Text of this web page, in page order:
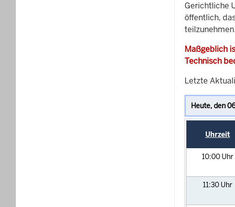
Gerichtliche
öffentlich,
Maßgeblich
Technisch
Letzte
Uhrzeit
10:00 Uhr
11:30 Uhr